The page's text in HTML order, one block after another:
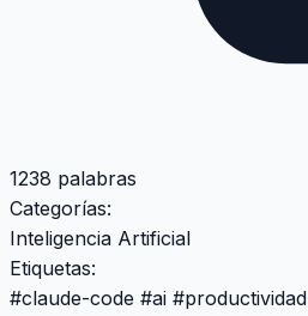
1238 palabras
Categorías:
Inteligencia Artificial
Etiquetas:
#claude-code #ai #productividad